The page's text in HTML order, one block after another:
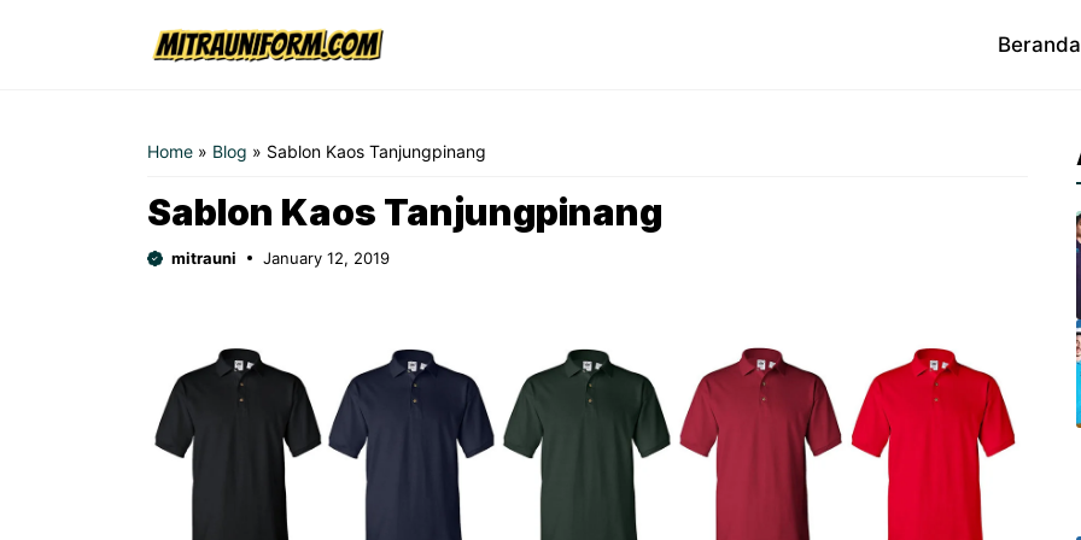
Beranda
Home » Blog » Sablon Kaos Tanjungpinang
Sablon Kaos Tanjungpinang
mitrauni January 12, 2019